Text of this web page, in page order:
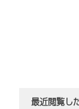
最近閲覧し